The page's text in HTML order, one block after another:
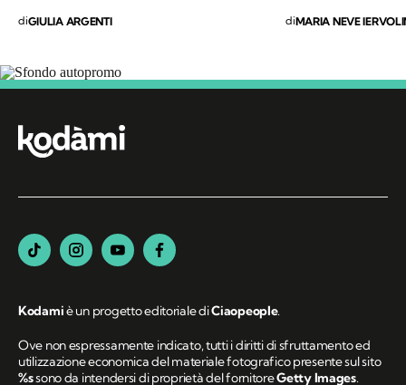
diGIULIA ARGENTI diMARIA NEVE
Segui Kodami
sui canali social
Kodamiè un progetto editoriale diCiaopeople.
Ove non espressamente indicato, tutti i diritti di sfruttamento ed
utilizzazione economica del materiale fotografico presente sul sito
%ssono da intendersi di proprietà del fornitoreGetty Images.